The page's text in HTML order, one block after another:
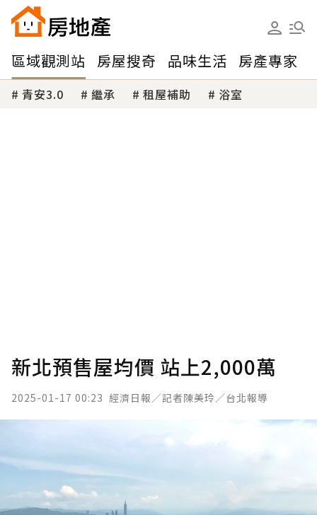
區域觀測站 房屋搜奇 品味生活 房產專家
青安3.0 繼承 租屋補助 浴室
新北預售屋均價 站上2,000萬
2025-01-17 00:23 經濟日報／記者陳美玲／台北報導